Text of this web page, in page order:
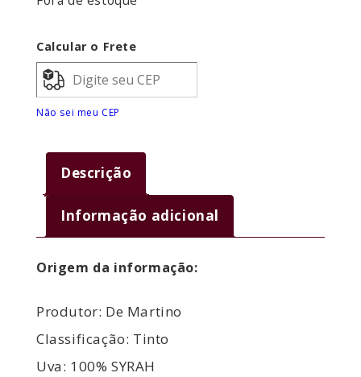
Calcular o Frete
Não sei meu CEP
Descrição
Informação adicional
Origem da informação:
Produtor: De Martino
Classificação: Tinto
Uva: 100% SYRAH